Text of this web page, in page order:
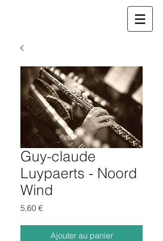
Guy-claude
Luypaerts - Noord
Wind
5,60 €Prix
Ajouter au panier